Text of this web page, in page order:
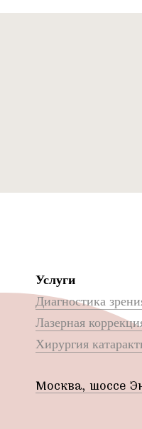
Услуги
Диагностика
Лазерная
Хирургия
Москва, шоссе